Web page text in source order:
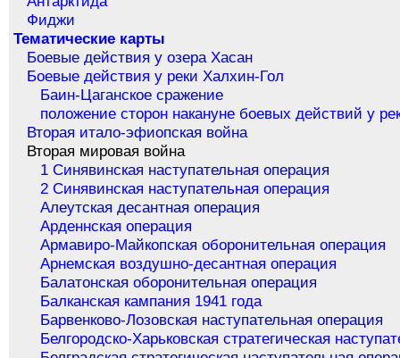
Фиджи
Тематические карты
Боевые действия у озера Хасан
Боевые действия у реки Халхин-Гол
Баин-Цаганское сражение
положение сторон накануне боевых действий у
Вторая итало-эфиопская война
Вторая мировая война
1 Синявинская наступательная операция
2 Синявинская наступательная операция
Алеутская десантная операция
Арденнская операция
Армавиро-Майкопская оборонительная операция
Арнемская воздушно-десантная операция
Балатонская оборонительная операция
Балканская кампания 1941 года
Барвенково-Лозовская наступательная операция
Белгородско-Харьковская стратегическая